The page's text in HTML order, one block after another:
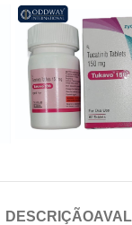
DESCRIÇÃO